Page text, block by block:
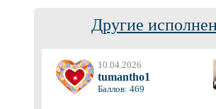
Другие
10.04.2026
tumantho1
Баллов: 469